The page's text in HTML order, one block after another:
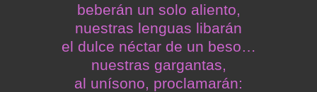
beberán un solo aliento,
nuestras lenguas libarán
el dulce néctar de un beso…
nuestras gargantas,
al unísono, proclamarán: